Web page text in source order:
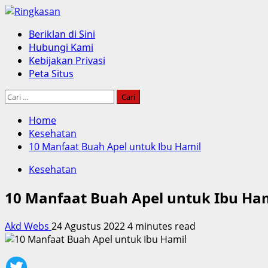
Skip
content
Primary
Menu
Beriklan di Sini
Hubungi Kami
Kebijakan Privasi
Peta Situs
Cari
Home
Kesehatan
10 Manfaat Buah Apel untuk Ibu Hamil
Kesehatan
10 Manfaat Buah Apel untuk Ibu
Akd Webs 24 Agustus 20224 minutes read